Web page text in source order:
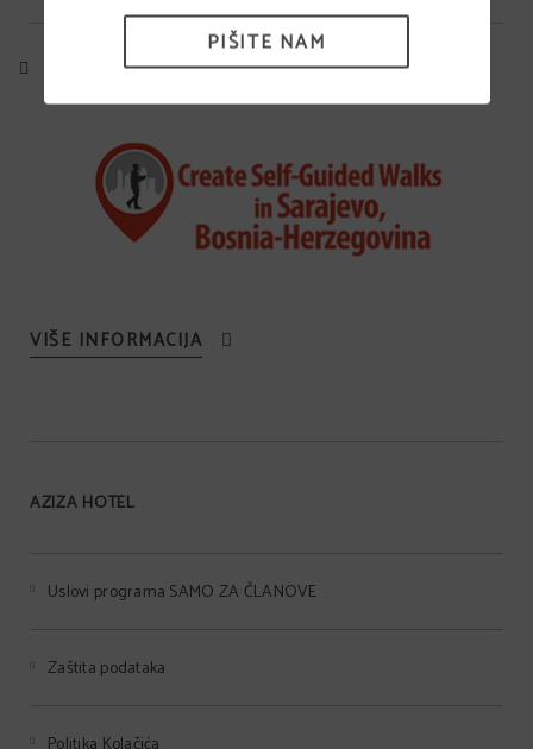
VIŠE INFORMACIJA
AZIZA HOTEL
Uslovi programa SAMO ZA ČLANOVE
Zaštita podataka
PIŠITE NAM